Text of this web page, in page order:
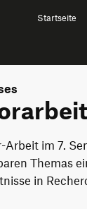
Startseite
Arbeit im 7.
Themas
in